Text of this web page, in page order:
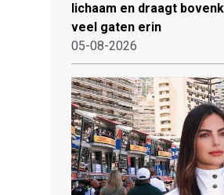
lichaam en draagt
veel gaten erin
05-08-2026